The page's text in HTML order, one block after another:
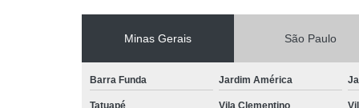
Minas Gerais São Paulo
Barra Funda Jardim América
Tatuapé Vila Clementino